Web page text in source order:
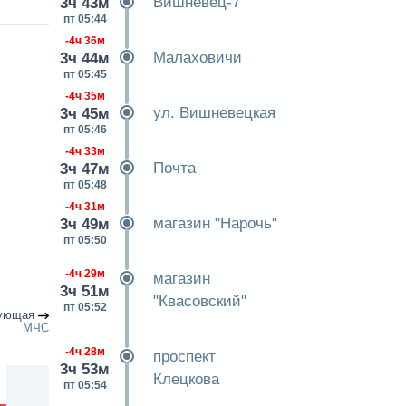
МЧС
пт 05:44
-4ч 36м
3ч 44м
пт 05:45
Малаховичи
-4ч 35м
3ч 45м
пт 05:46
ул. Вишневецкая
-4ч 33м
3ч 47м
пт 05:48
Почта
-4ч 31м
3ч 49м
пт 05:50
магазин "Нарочь"
-4ч 29м
3ч 51м
пт 05:52
магазин
"Квасовский"
-4ч 28м
3ч 53м
пт 05:54
проспект
Клецкова